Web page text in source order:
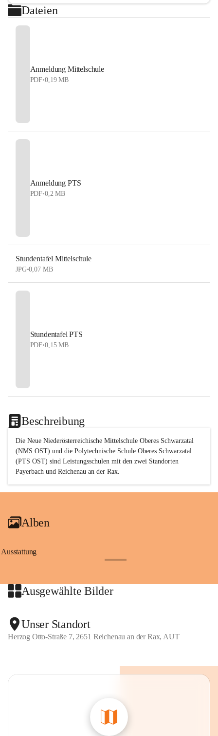
Dateien
Anmeldung Mittelschule
PDF•0,19 MB
Anmeldung PTS
PDF•0,2 MB
Stundentafel Mittelschule
JPG•0,07 MB
Stundentafel PTS
PDF•0,15 MB
Beschreibung
Die Neue Niederösterreichische Mittelschule Oberes Schwarzatal
(NMS OST) und die Polytechnische Schule Oberes Schwarzatal
(PTS OST) sind Leistungsschulen mit den zwei Standorten
Payerbach und Reichenau an der Rax.
Alben
Ausstattung
Ausgewählte Bilder
Unser Standort
Herzog Otto-Straße 7, 2651 Reichenau an der Rax, AUT